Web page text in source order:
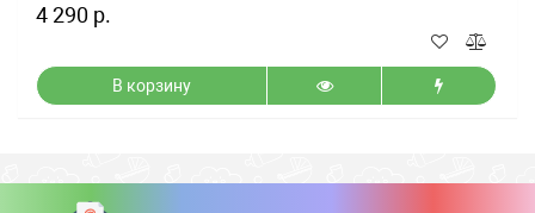
4 290 р.
В корзину